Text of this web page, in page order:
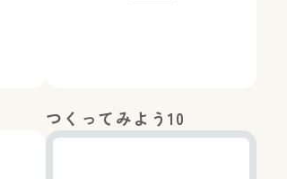
つくってみよう10